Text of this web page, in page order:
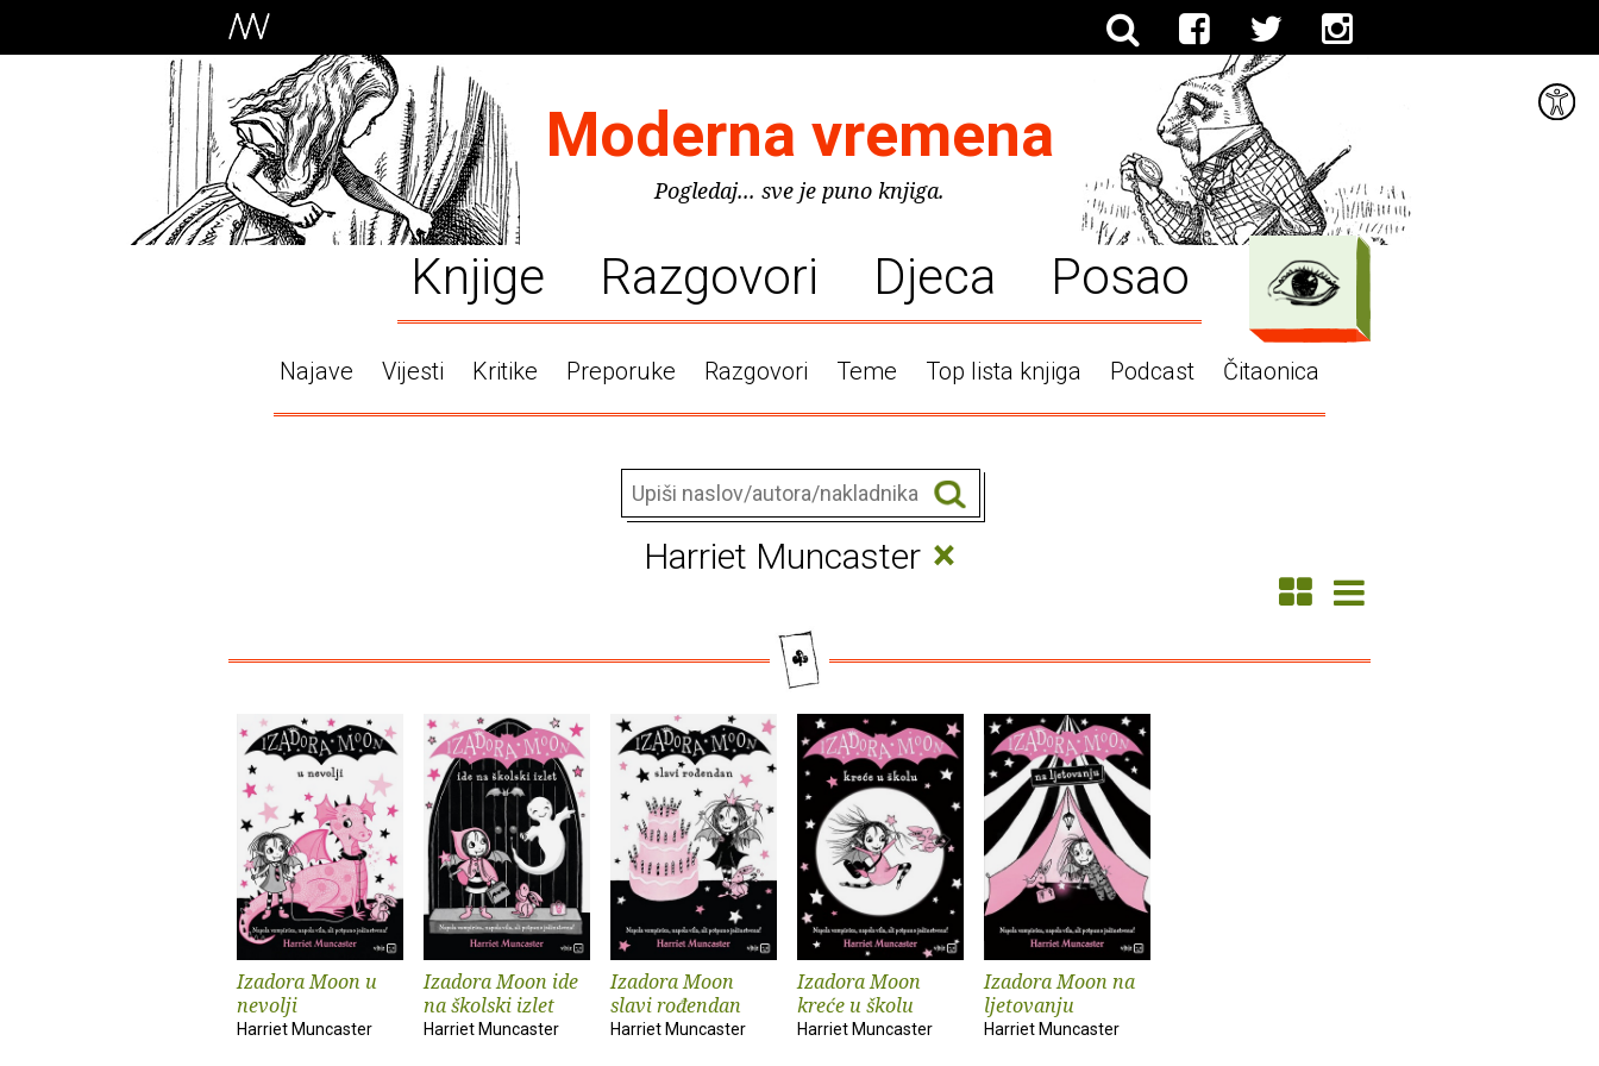
Moderna vremena
Pogledaj... sve je puno knjiga.
Knjige Razgovori Djeca Posao
Najave Vijesti Kritike Preporuke Razgovori Teme Top lista knjiga Podcast Čitaonica
Harriet Muncaster ×
Izadora Moon u
nevolji
Harriet Muncaster
Izadora Moon ide
na školski izlet
Harriet Muncaster
Izadora Moon
slavi rođendan
Harriet Muncaster
Izadora Moon
kreće u školu
Harriet Muncaster
Izadora Moon na
ljetovanju
Harriet Muncaster